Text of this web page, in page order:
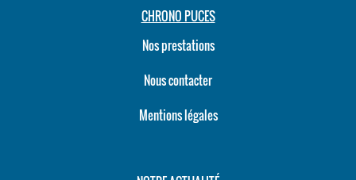
CHRONO PUCES
Nos prestations
Nous contacter
Mentions légales